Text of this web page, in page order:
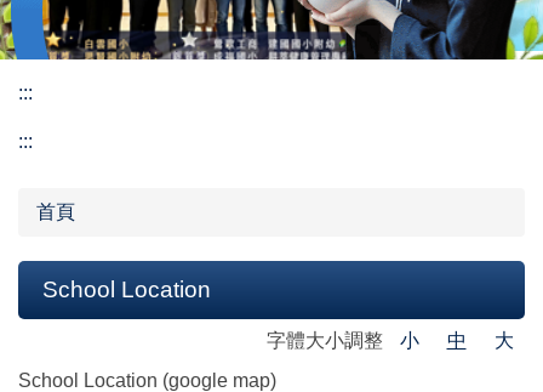
:::
:::
首頁
School Location
字體大小調整 小 中
大
School Location (google map)